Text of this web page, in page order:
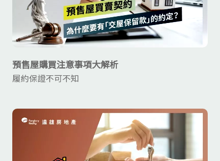
預售屋購買注意事項大解析
履約保證不可不知